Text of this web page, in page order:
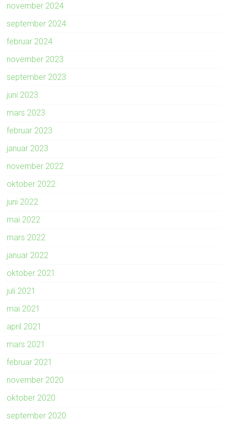
november 2024
september 2024
februar 2024
november 2023
september 2023
juni 2023
mars 2023
februar 2023
januar 2023
november 2022
oktober 2022
juni 2022
mai 2022
mars 2022
januar 2022
oktober 2021
juli 2021
mai 2021
april 2021
mars 2021
februar 2021
november 2020
oktober 2020
september 2020